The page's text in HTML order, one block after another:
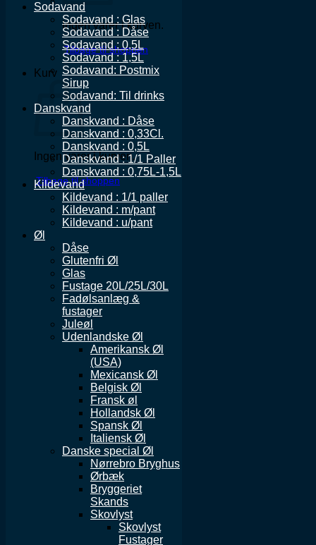
Ingen varer i kurven.
Tilbage til shoppen
Kurv
Ingen varer i kurven.
Tilbage til shoppen
Sodavand
Sodavand : Glas
Sodavand : Dåse
Sodavand : 0,5L
Sodavand : 1,5L
Sodavand: Postmix
Sirup
Sodavand: Til drinks
Danskvand
Danskvand : Dåse
Danskvand : 0,33Cl.
Danskvand : 0,5L
Danskvand : 1/1 Paller
Danskvand : 0,75L-1,5L
Kildevand
Kildevand : 1/1 paller
Kildevand : m/pant
Kildevand : u/pant
Øl
Dåse
Glutenfri Øl
Glas
Fustage 20L/25L/30L
Fadølsanlæg &
fustager
Juleøl
Udenlandske Øl
Amerikansk Øl
(USA)
Mexicansk Øl
Belgisk Øl
Fransk øl
Hollandsk Øl
Spansk Øl
Italiensk Øl
Danske special Øl
Nørrebro Bryghus
Ørbæk
Bryggeriet
Skands
Skovlyst
Skovlyst
Fustager